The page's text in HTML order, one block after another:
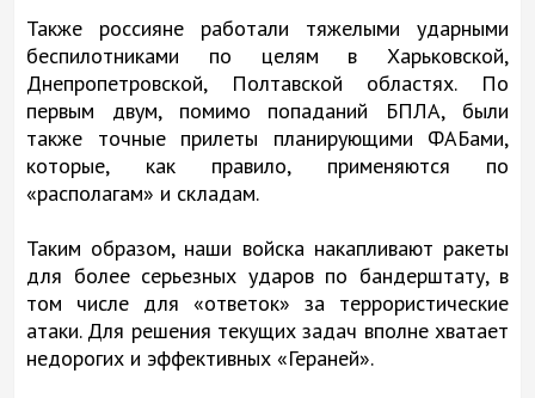
Также россияне работали тяжелыми ударными
беспилотниками по целям в Харьковской,
Днепропетровской, Полтавской областях. По
первым двум, помимо попаданий БПЛА, были
также точные прилеты планирующими ФАБами,
которые, как правило, применяются по
«располагам» и складам.
Таким образом, наши войска накапливают ракеты
для более серьезных ударов по бандерштату, в
том числе для «ответок» за террористические
атаки. Для решения текущих задач вполне хватает
недорогих и эффективных «Гераней».